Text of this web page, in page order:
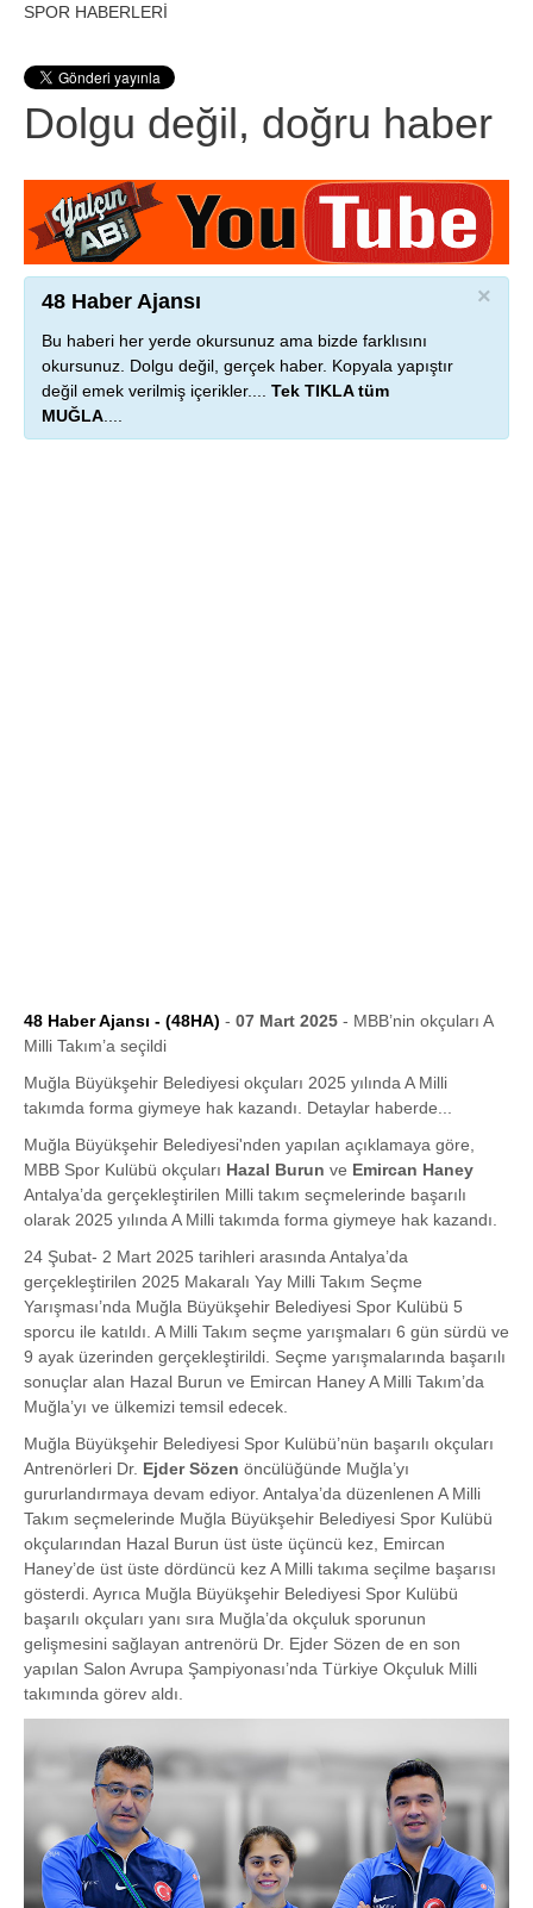
SPOR HABERLERİ
Dolgu değil, doğru haber
×
48 Haber Ajansı
Bu haberi her yerde okursunuz ama bizde farklısını
okursunuz. Dolgu değil, gerçek haber. Kopyala yapıştır
değil emek verilmiş içerikler.... Tek TIKLA tüm
MUĞLA....
48 Haber Ajansı - (48HA) - 07 Mart 2025 - MBB’nin okçuları A
Milli Takım’a seçildi
Muğla Büyükşehir Belediyesi okçuları 2025 yılında A Milli
takımda forma giymeye hak kazandı. Detaylar haberde...
Muğla Büyükşehir Belediyesi'nden yapılan açıklamaya göre,
MBB Spor Kulübü okçuları Hazal Burun ve Emircan Haney
Antalya’da gerçekleştirilen Milli takım seçmelerinde başarılı
olarak 2025 yılında A Milli takımda forma giymeye hak kazandı.
24 Şubat- 2 Mart 2025 tarihleri arasında Antalya’da
gerçekleştirilen 2025 Makaralı Yay Milli Takım Seçme
Yarışması’nda Muğla Büyükşehir Belediyesi Spor Kulübü 5
sporcu ile katıldı. A Milli Takım seçme yarışmaları 6 gün sürdü ve
9 ayak üzerinden gerçekleştirildi. Seçme yarışmalarında başarılı
sonuçlar alan Hazal Burun ve Emircan Haney A Milli Takım’da
Muğla’yı ve ülkemizi temsil edecek.
Muğla Büyükşehir Belediyesi Spor Kulübü’nün başarılı okçuları
Antrenörleri Dr. Ejder Sözen öncülüğünde Muğla’yı
gururlandırmaya devam ediyor. Antalya’da düzenlenen A Milli
Takım seçmelerinde Muğla Büyükşehir Belediyesi Spor Kulübü
okçularından Hazal Burun üst üste üçüncü kez, Emircan
Haney’de üst üste dördüncü kez A Milli takıma seçilme başarısı
gösterdi. Ayrıca Muğla Büyükşehir Belediyesi Spor Kulübü
başarılı okçuları yanı sıra Muğla’da okçuluk sporunun
gelişmesini sağlayan antrenörü Dr. Ejder Sözen de en son
yapılan Salon Avrupa Şampiyonası’nda Türkiye Okçuluk Milli
takımında görev aldı.